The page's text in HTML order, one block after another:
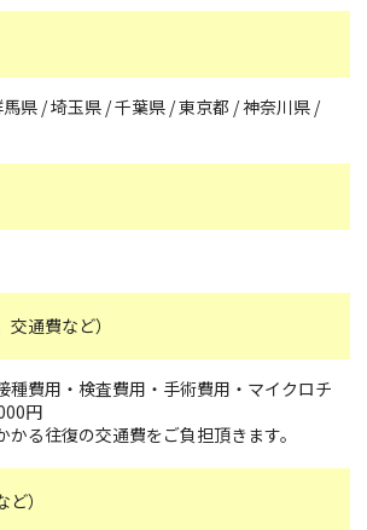
県 / 埼玉県 / 千葉県 / 東京都 / 神奈川県 /
通費など）
種費用・検査費用・手術費用・マイクロチ
円
かる往復の交通費をご負担頂きます。
）